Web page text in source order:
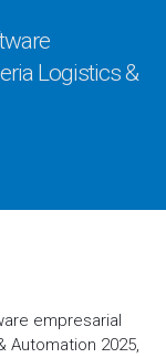
Logistics &
empresarial
Automation 2025,